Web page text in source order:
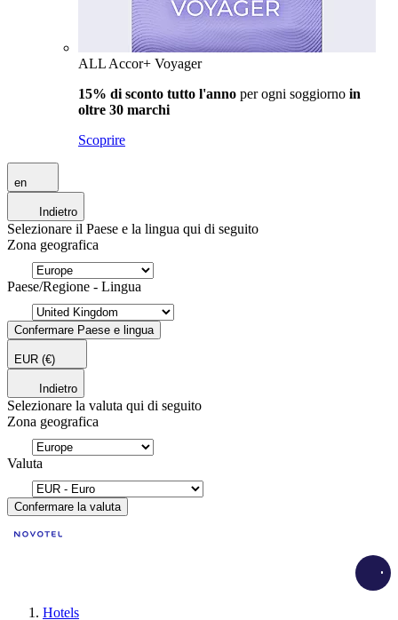
ALL Accor+ Voyager
15% di sconto tutto l'anno per ogni soggiorno in
oltre 30 marchi
Scoprire
en
Indietro
Selezionare il Paese e la lingua qui di seguito
Zona geografica
Paese/Regione - Lingua
Confermare Paese e lingua
EUR (€)
Indietro
Selezionare la valuta qui di seguito
Zona geografica
Valuta
Confermare la valuta
Hotels